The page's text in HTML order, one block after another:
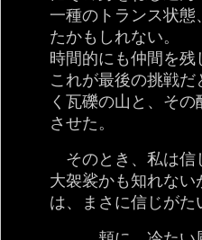
一種のトランス状態
たかもしれない。
時間的にも仲間を残
これが最後の挑戦
く瓦礫の山と、そ
させた。
そのとき、私は信
大袈裟かも知れない
は、まさに信じがた